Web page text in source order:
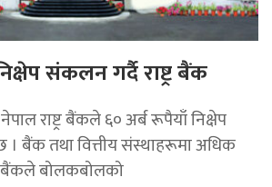
संकलन गर्दै राष्ट्र बैंक
राष्ट्र बैंकले ६० अर्ब रूपैयाँ निक्षेप
बैंक तथा वित्तीय संस्थाहरूमा अधिक
बैंकले बोलकबोलको